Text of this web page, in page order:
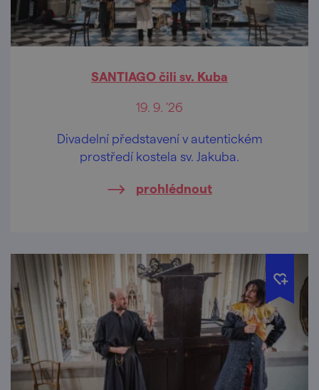
SANTIAGO čili sv. Kuba
19. 9. '26
Divadelní představení v autentickém
prostředí kostela sv. Jakuba.
prohlédnout